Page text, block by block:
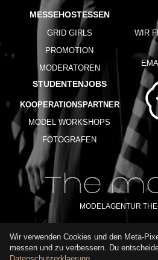
MESSEHOSTESSEN
GRID GIRLS
PROMOTION
MODERATOREN
STUDENTENJOBS
KOOPERATIONSPARTNER
MODEL WORKSHOPS
FOTOGRAFEN
WIR
MODELAGENTUR
IMPRESSUM AGB
NUTZUNGSBEDINGUNGEN
Wir verwenden Cookies und den Meta-
messen und zu verbessern. Du